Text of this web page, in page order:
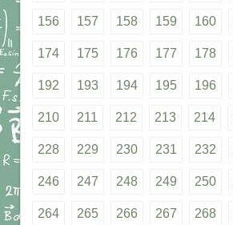
156 157 158 159 160
174 175 176 177 178
192 193 194 195 196
210 211 212 213 214
228 229 230 231 232
246 247 248 249 250
264 265 266 267 268